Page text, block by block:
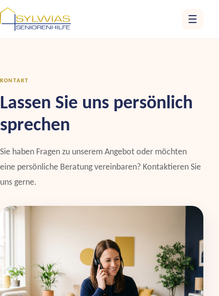
☰
KONTAKT
Lassen Sie uns persönlich
sprechen
Sie haben Fragen zu unserem Angebot oder möchten
eine persönliche Beratung vereinbaren? Kontaktieren Sie
uns gerne.